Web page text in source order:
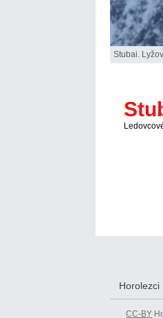
Stubai.
Horolezci
CC-BY